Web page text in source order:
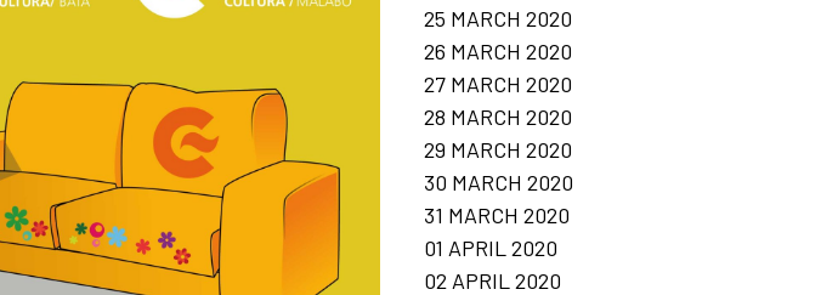
25 MARCH 2020
26 MARCH 2020
27 MARCH 2020
28 MARCH 2020
29 MARCH 2020
30 MARCH 2020
31 MARCH 2020
01 APRIL 2020
02 APRIL 2020